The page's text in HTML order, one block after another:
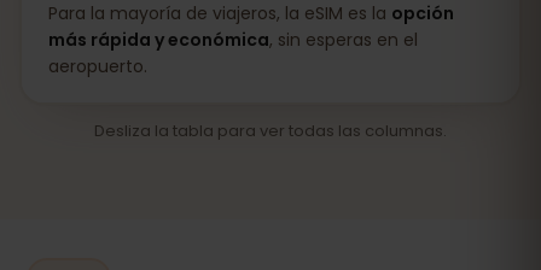
Para la mayoría de viajeros, la eSIM es la opción
más rápida y económica, sin esperas en el
aeropuerto.
Desliza la tabla para ver todas las columnas.